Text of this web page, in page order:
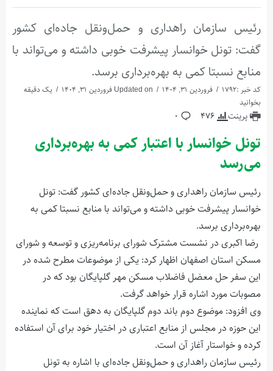
رئیس سازمان راهداری و حمل‌ونقل جاده‌ای کشور
گفت: تونل خوانسار پیشرفت خوبی داشته و می‌تواند با
منابع نسبتا کمی به بهره‌برداری برسد.
کد خبر :1792 فروردین 31, 1404
یک دقیقه
بخوانید
پرینت 476
0
تونل خوانسار با اعتبار کمی به بهره‌برداری
می‌رسد
رئیس سازمان راهداری و حمل‌ونقل جاده‌ای کشور گفت: تونل
خوانسار پیشرفت خوبی داشته و می‌تواند با منابع نسبتا کمی به
بهره‌برداری برسد.
رضا اکبری در نشست مشترک شورای برنامه‌ریزی و توسعه و شورای
مسکن استان اصفهان اظهار کرد: یکی از موضوعات مطرح شده در
این سفر حل معضل فاضلاب مسکن مهر گلپایگان بود که در
مصوبات مورد اشاره قرار خواهد گرفت.
وی افزود: موضوع دوم باند دوم گلپایگان به دهق است که نماینده
این حوزه در مجلس از منابع اعتباری در اختیار خود برای آن استفاده
کرده و خواستار آغاز آن است.
رئیس سازمان راهداری و حمل‌ونقل جاده‌ای با اشاره به تونل